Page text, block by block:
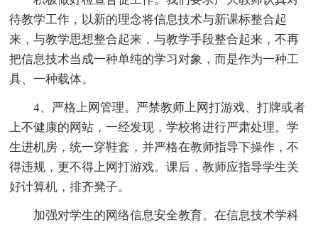
待教学工作，以新的理念将信息技术与新课标整合起
来，与教学思想整合起来，与教学手段整合起来，不再
把信息技术当成一种单纯的学习对象，而是作为一种工
具、一种载体。
4、严格上网管理。严禁教师上网打游戏、打牌或者
上不健康的网站，一经发现，学校将进行严肃处理。学
生进机房，统一穿鞋套，并严格在教师指导下操作，不
得违规，更不得上网打游戏。课后，教师应指导学生关
好计算机，排齐凳子。
加强对学生的网络信息安全教育。在信息技术学科